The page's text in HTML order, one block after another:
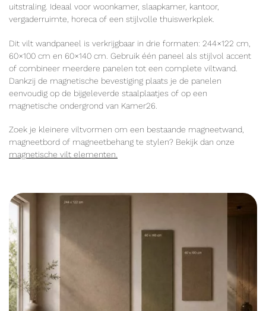
uitstraling. Ideaal voor woonkamer, slaapkamer, kantoor,
vergaderruimte, horeca of een stijlvolle thuiswerkplek.
Dit vilt wandpaneel is verkrijgbaar in drie formaten: 244×122 cm,
60×100 cm en 60×140 cm. Gebruik één paneel als stijlvol accent
of combineer meerdere panelen tot een complete viltwand.
Dankzij de magnetische bevestiging plaats je de panelen
eenvoudig op de bijgeleverde staalplaatjes of op een
magnetische ondergrond van Kamer26.
Zoek je kleinere viltvormen om een bestaande magneetwand,
magneetbord of magneetbehang te stylen? Bekijk dan onze
magnetische vilt elementen.